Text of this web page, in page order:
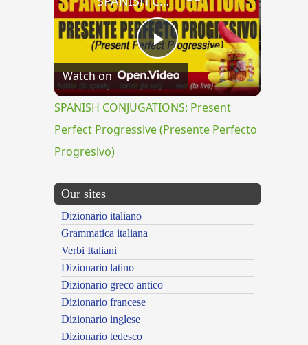
Play
Video
Watch on
SPANISH CONJUGATIONS: Present
Perfect Progressive (Presente Perfecto
Progresivo)
Our sites
Dizionario italiano
Grammatica italiana
Verbi Italiani
Dizionario latino
Dizionario greco antico
Dizionario francese
Dizionario inglese
Dizionario tedesco